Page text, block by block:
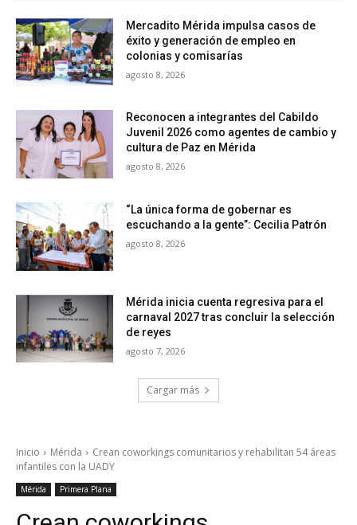
Mercadito Mérida impulsa casos de
éxito y generación de empleo en
colonias y comisarías
agosto 8, 2026
Reconocen a integrantes del Cabildo
Juvenil 2026 como agentes de cambio y
cultura de Paz en Mérida
agosto 8, 2026
“La única forma de gobernar es
escuchando a la gente”: Cecilia Patrón
agosto 8, 2026
Mérida inicia cuenta regresiva para el
carnaval 2027 tras concluir la selección
de reyes
agosto 7, 2026
Cargar más